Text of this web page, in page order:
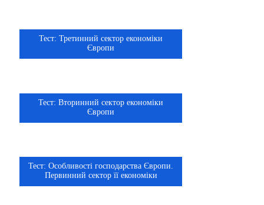
Тест: Третинний сектор економіки
Європи
Тест: Вторинний сектор економіки
Європи
10 класТест: Особливості господарства Європи.
Первинний сектор її економіки